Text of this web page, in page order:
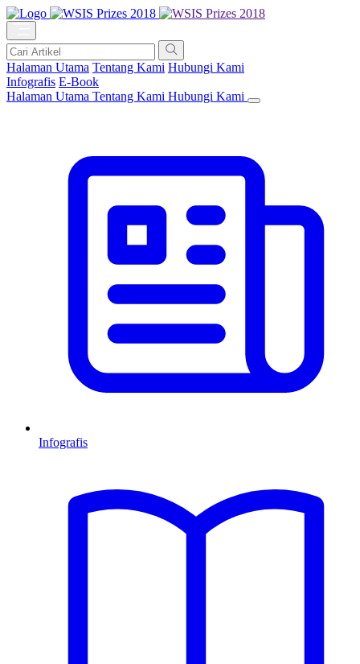
Halaman Utama Tentang Kami Hubungi Kami
Infografis E-Book
Halaman Utama Tentang Kami Hubungi Kami
Infografis